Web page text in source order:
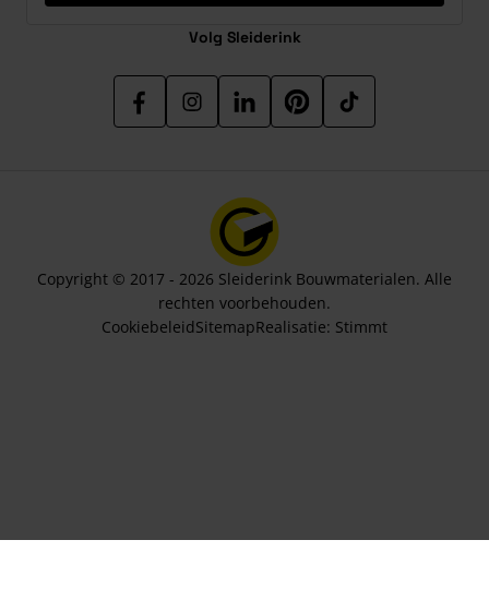
Volg Sleiderink
Copyright © 2017 - 2026 Sleiderink Bouwmaterialen. Alle
rechten voorbehouden.
CookiebeleidSitemapRealisatie: Stimmt